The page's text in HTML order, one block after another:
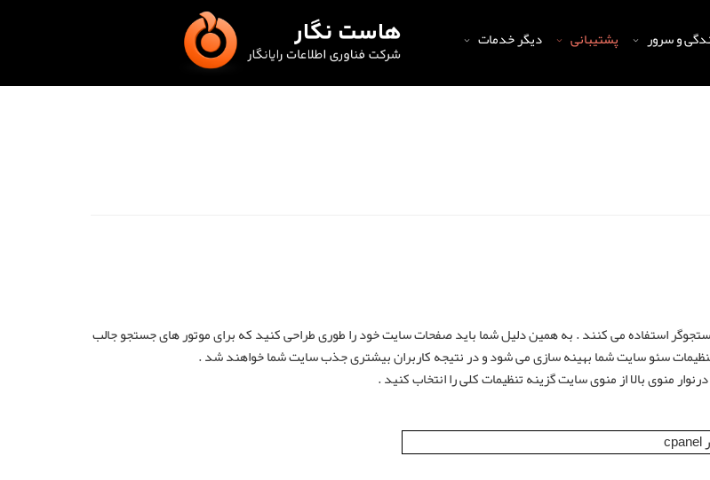
و سرور پشتیبانی دیگر خدمات
استفاده می کنند . به همین دلیل شما باید صفحات سایت خود را طوری طراحی کنید که برای موتور های جستجو جالب
سئو سایت شما بهینه سازی می شود و در نتیجه کاربران بیشتری جذب سایت شما خواهند شد .
منوی بالا از منوی سایت گزینه تنظیمات کلی را انتخاب کنید .